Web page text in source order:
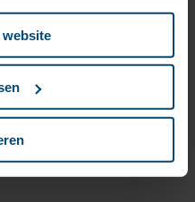
website
er meestal goed uit.
steeds opnieuw op: bij